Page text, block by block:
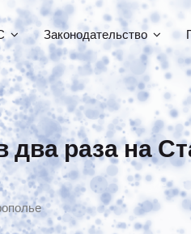
Законодательство
раза на